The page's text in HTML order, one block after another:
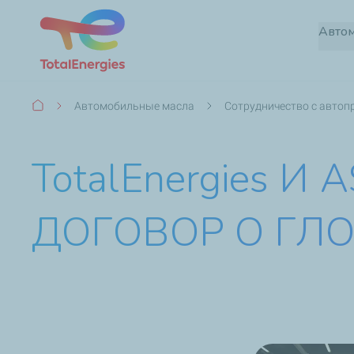
Строка
Автомобильные масла Сотрудничество с
TotalEnergies И
ДОГОВОР О